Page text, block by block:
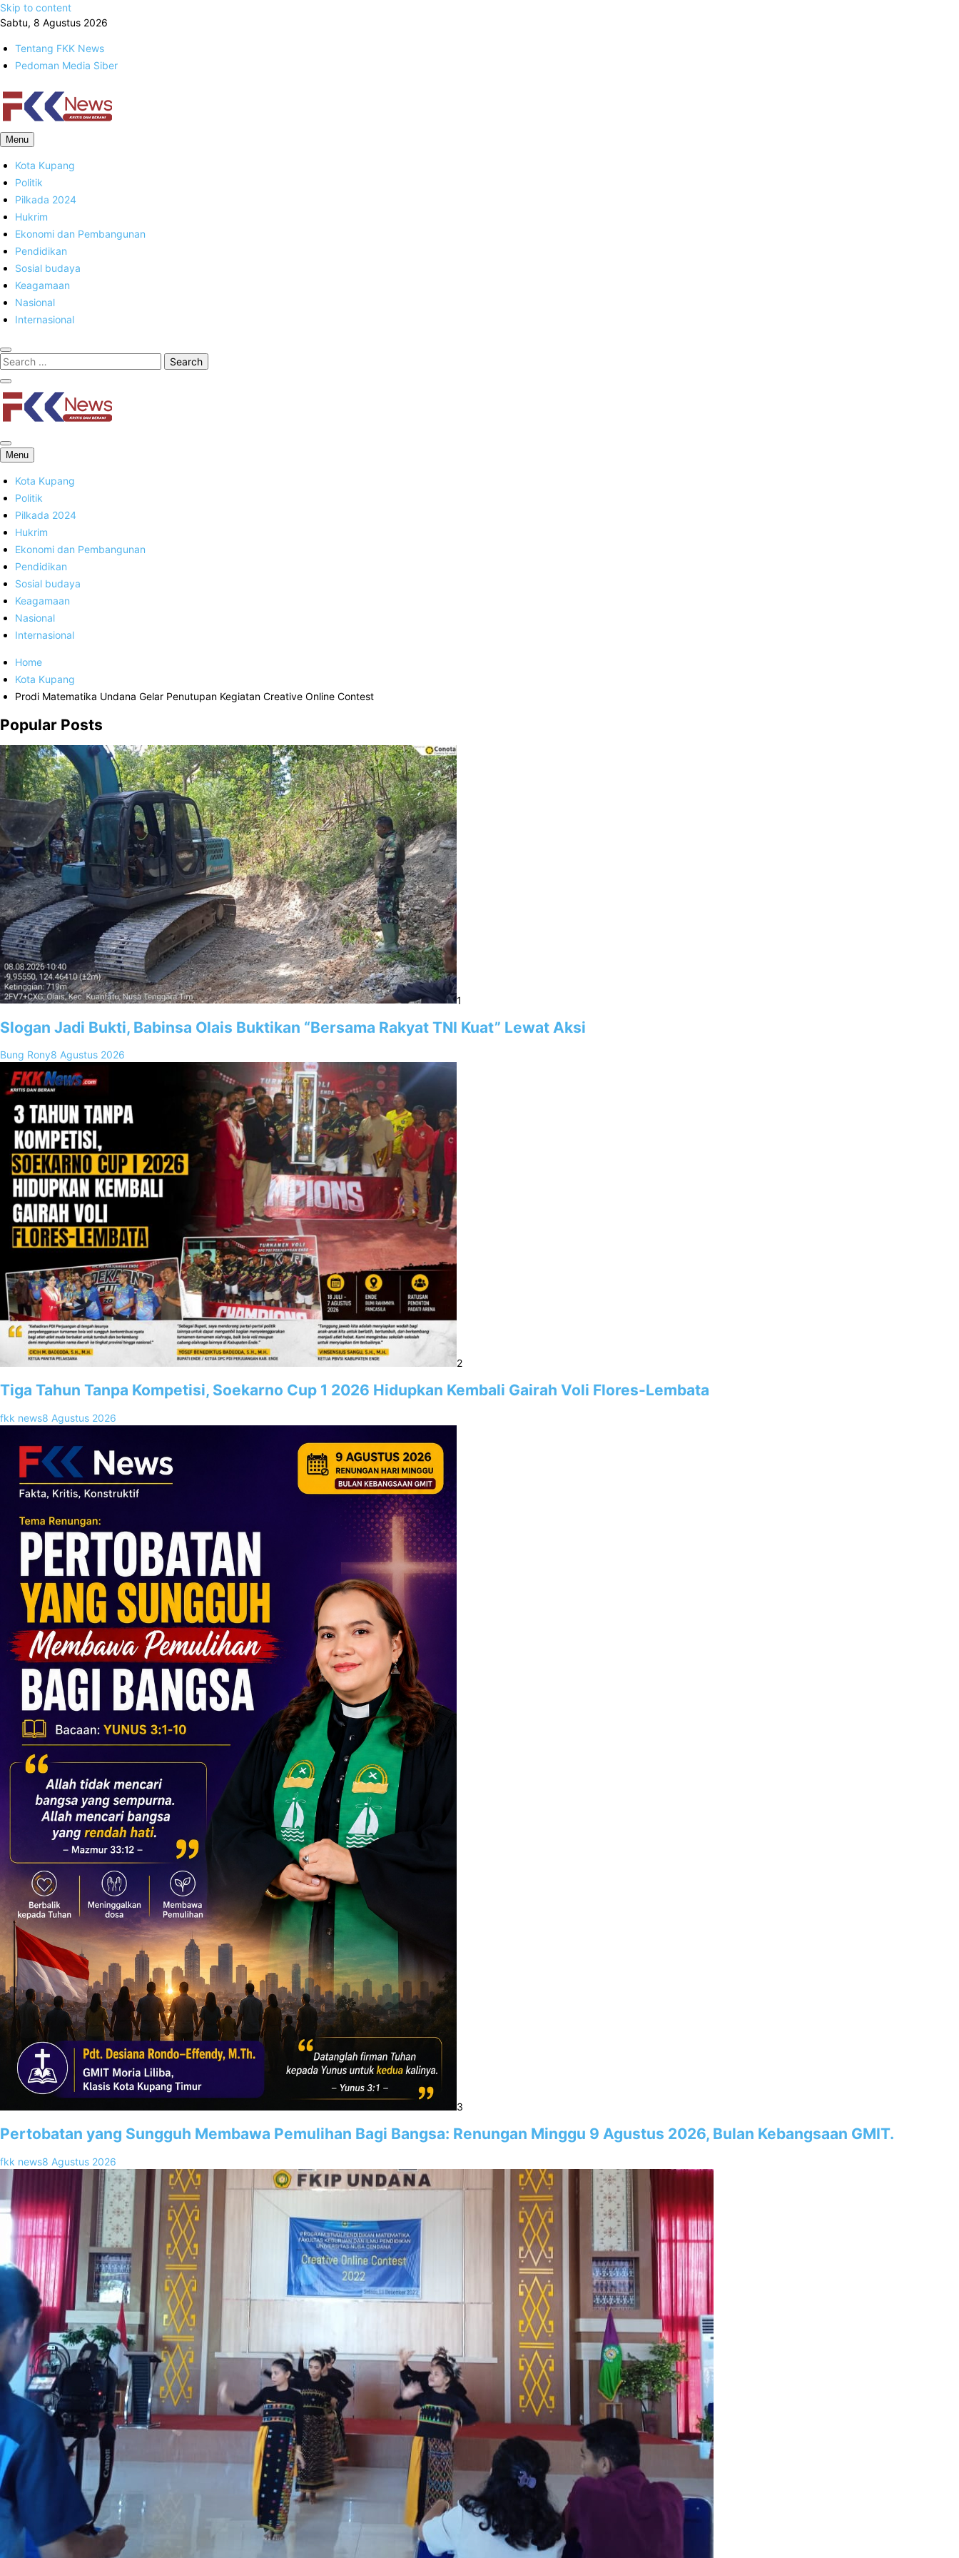
Skip to content
Sabtu, 8 Agustus 2026
Tentang FKK News
Pedoman Media Siber
FKK News
Menu
Kota Kupang
Politik
Pilkada 2024
Hukrim
Ekonomi dan Pembangunan
Pendidikan
Sosial budaya
Keagamaan
Nasional
Internasional
FKK News
Menu
Kota Kupang
Politik
Pilkada 2024
Hukrim
Ekonomi dan Pembangunan
Pendidikan
Sosial budaya
Keagamaan
Nasional
Internasional
Home
Kota Kupang
Prodi Matematika Undana Gelar Penutupan Kegiatan Creative Online Contest
Popular Posts
1
Slogan Jadi Bukti, Babinsa Olais Buktikan “Bersama Rakyat TNI Kuat” Lewat Aksi
Bung Rony8 Agustus 2026
2
Tiga Tahun Tanpa Kompetisi, Soekarno Cup 1 2026 Hidupkan Kembali Gairah Voli Flores-Lembata
fkk news8 Agustus 2026
3
Pertobatan yang Sungguh Membawa Pemulihan Bagi Bangsa: Renungan Minggu 9 Agustus 2026, Bulan Kebangsaan GMIT.
fkk news8 Agustus 2026